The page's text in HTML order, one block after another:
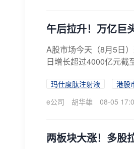
午后拉升！万亿巨
A股市场今天（8月5日
日增长超过4000亿元截
玛仕度肽注射液 港股
e公司
胡华雄 08-05
两板块大涨！多股